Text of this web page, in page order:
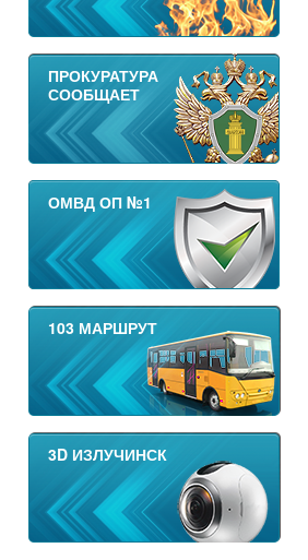
ПРОКУРАТУРА
СООБЩАЕТ
ОМВД ОП №1
103 МАРШРУТ
3D ИЗЛУЧИНСК